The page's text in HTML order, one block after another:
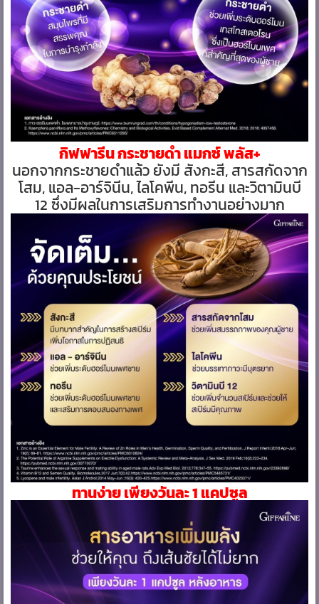
กิฟฟารีน กระชายดำ แมกซ์ พลัส+
นอกจากกระชายดำแล้ว ยังมี สังกะสี, สารสกัดจาก
โสม, แอล-อาร์จินีน, ไลโคพีน, ทอรีน และวิตามินบี
12 ซึ่งมีผลในการเสริมการทำงานอย่างมาก
ทานง่าย เพียงวันละ 1 แคปซูล